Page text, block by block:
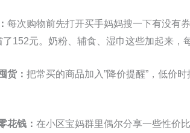
每次购物前先打开买手妈妈搜一下有没有
152元。奶粉、辅食、湿巾这些加起来，
货： 把常买的商品加入”降价提醒”，低价
花钱： 在小区宝妈群里偶尔分享一些性价